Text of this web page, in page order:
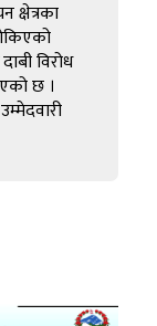
क्षेत्रका
विरोध
छ ।